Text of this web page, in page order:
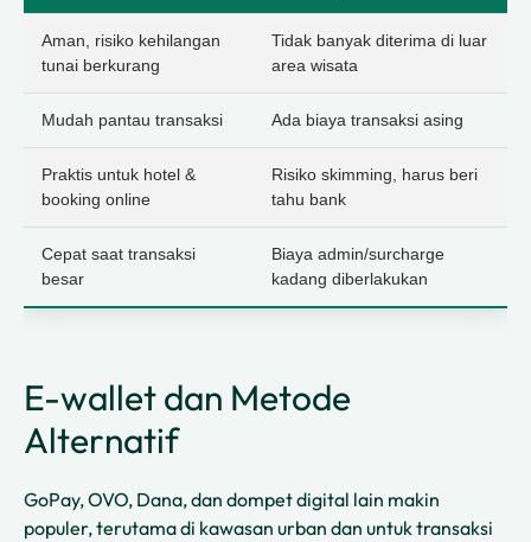
Aman, risiko kehilangan
tunai berkurang
Tidak banyak diterima di luar
area wisata
Mudah pantau transaksi Ada biaya transaksi asing
Praktis untuk hotel &
booking online
Risiko skimming, harus beri
tahu bank
Cepat saat transaksi
besar
Biaya admin/surcharge
kadang diberlakukan
E-wallet dan Metode
Alternatif
GoPay, OVO, Dana, dan dompet digital lain makin
populer, terutama di kawasan urban dan untuk transaksi